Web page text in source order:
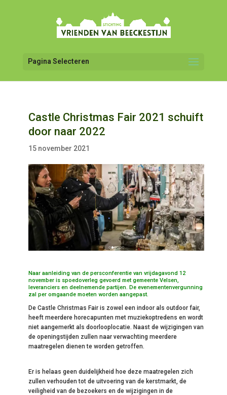
Pagina Selecteren
Castle Christmas Fair 2021 schuift
door naar 2022
15 november 2021
Naar aanleiding van de persconferentie van vrijdagavond 12
november is spoedoverleg gevoerd met gemeente Velsen,
leveranciers en deelnemende partijen. De evenementenvergunning
zal per omgaande moeten worden aangepast.
De Castle Christmas Fair is zowel een indoor als outdoor fair,
heeft meerdere horecapunten met muziekoptredens en wordt
niet aangemerkt als doorlooplocatie. Naast de wijzigingen van
de openingstijden zullen naar verwachting meerdere
maatregelen dienen te worden getroffen.
Er is helaas geen duidelijkheid hoe deze maatregelen zich
zullen verhouden tot de uitvoering van de kerstmarkt, de
veiligheid van de bezoekers en de wijzigingen in de